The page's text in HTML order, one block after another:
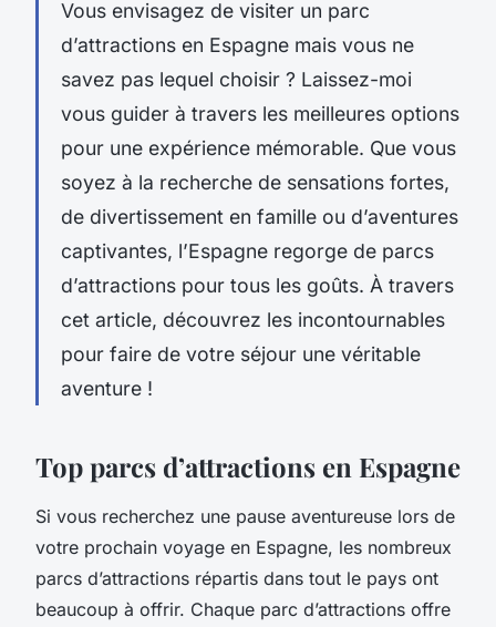
Vous envisagez de visiter un parc
d’attractions en Espagne mais vous ne
savez pas lequel choisir ? Laissez-moi
vous guider à travers les meilleures options
pour une expérience mémorable. Que vous
soyez à la recherche de sensations fortes,
de divertissement en famille ou d’aventures
captivantes, l’Espagne regorge de parcs
d’attractions pour tous les goûts. À travers
cet article, découvrez les incontournables
pour faire de votre séjour une véritable
aventure !
Top parcs d’attractions en Espagne
Si vous recherchez une pause aventureuse lors de
votre prochain voyage en Espagne, les nombreux
parcs d’attractions répartis dans tout le pays ont
beaucoup à offrir. Chaque parc d’attractions offre